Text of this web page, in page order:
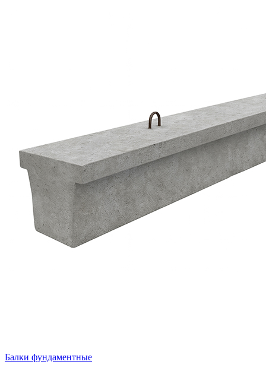
Балки фундаментные